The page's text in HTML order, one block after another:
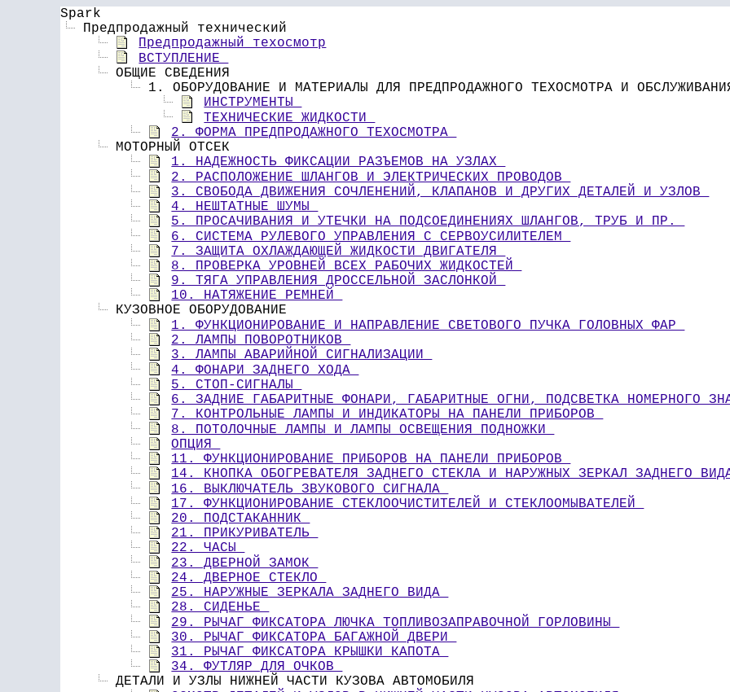
Spark
Предпродажный технический
Предпродажный техосмотр
ВСТУПЛЕНИЕ
ОБЩИЕ СВЕДЕНИЯ
1. ОБОРУДОВАНИЕ И МАТЕРИАЛЫ ДЛЯ ПРЕДПРОДАЖНОГО ТЕХОСМОТРА И
ИНСТРУМЕНТЫ
ТЕХНИЧЕСКИЕ ЖИДКОСТИ
2. ФОРМА ПРЕДПРОДАЖНОГО ТЕХОСМОТРА
МОТОРНЫЙ ОТСЕК
1. НАДЕЖНОСТЬ ФИКСАЦИИ РАЗЪЕМОВ НА УЗЛАХ
2. РАСПОЛОЖЕНИЕ ШЛАНГОВ И ЭЛЕКТРИЧЕСКИХ ПРОВОДОВ
3. СВОБОДА ДВИЖЕНИЯ СОЧЛЕНЕНИЙ, КЛАПАНОВ И ДРУГИХ ДЕТАЛЕЙ И УЗЛОВ
4. НЕШТАТНЫЕ ШУМЫ
5. ПРОСАЧИВАНИЯ И УТЕЧКИ НА ПОДСОЕДИНЕНИЯХ ШЛАНГОВ, ТРУБ И ПР.
6. СИСТЕМА РУЛЕВОГО УПРАВЛЕНИЯ С СЕРВОУСИЛИТЕЛЕМ
7. ЗАЩИТА ОХЛАЖДАЮЩЕЙ ЖИДКОСТИ ДВИГАТЕЛЯ
8. ПРОВЕРКА УРОВНЕЙ ВСЕХ РАБОЧИХ ЖИДКОСТЕЙ
9. ТЯГА УПРАВЛЕНИЯ ДРОССЕЛЬНОЙ ЗАСЛОНКОЙ
10. НАТЯЖЕНИЕ РЕМНЕЙ
КУЗОВНОЕ ОБОРУДОВАНИЕ
1. ФУНКЦИОНИРОВАНИЕ И НАПРАВЛЕНИЕ СВЕТОВОГО ПУЧКА ГОЛОВНЫХ ФАР
2. ЛАМПЫ ПОВОРОТНИКОВ
3. ЛАМПЫ АВАРИЙНОЙ СИГНАЛИЗАЦИИ
4. ФОНАРИ ЗАДНЕГО ХОДА
5. СТОП-СИГНАЛЫ
6. ЗАДНИЕ ГАБАРИТНЫЕ ФОНАРИ, ГАБАРИТНЫЕ ОГНИ, ПОДСВЕТКА НОМЕРНОГО
7. КОНТРОЛЬНЫЕ ЛАМПЫ И ИНДИКАТОРЫ НА ПАНЕЛИ ПРИБОРОВ
8. ПОТОЛОЧНЫЕ ЛАМПЫ И ЛАМПЫ ОСВЕЩЕНИЯ ПОДНОЖКИ
ОПЦИЯ
11. ФУНКЦИОНИРОВАНИЕ ПРИБОРОВ НА ПАНЕЛИ ПРИБОРОВ
14. КНОПКА ОБОГРЕВАТЕЛЯ ЗАДНЕГО СТЕКЛА И НАРУЖНЫХ ЗЕРКАЛ ЗАДНЕГО
16. ВЫКЛЮЧАТЕЛЬ ЗВУКОВОГО СИГНАЛА
17. ФУНКЦИОНИРОВАНИЕ СТЕКЛООЧИСТИТЕЛЕЙ И СТЕКЛООМЫВАТЕЛЕЙ
20. ПОДСТАКАННИК
21. ПРИКУРИВАТЕЛЬ
22. ЧАСЫ
23. ДВЕРНОЙ ЗАМОК
24. ДВЕРНОЕ СТЕКЛО
25. НАРУЖНЫЕ ЗЕРКАЛА ЗАДНЕГО ВИДА
28. СИДЕНЬЕ
29. РЫЧАГ ФИКСАТОРА ЛЮЧКА ТОПЛИВОЗАПРАВОЧНОЙ ГОРЛОВИНЫ
30. РЫЧАГ ФИКСАТОРА БАГАЖНОЙ ДВЕРИ
31. РЫЧАГ ФИКСАТОРА КРЫШКИ КАПОТА
34. ФУТЛЯР ДЛЯ ОЧКОВ
ДЕТАЛИ И УЗЛЫ НИЖНЕЙ ЧАСТИ КУЗОВА АВТОМОБИЛЯ